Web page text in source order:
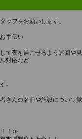
ッフをお願いします。
手伝い
て夜を過ごせるよう巡回や
対応など
。
さんの名前や施設について
！！≫